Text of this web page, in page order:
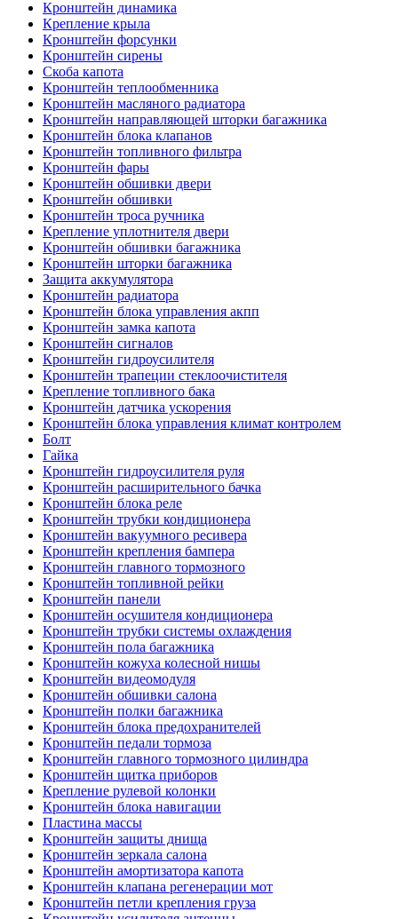
Кронштейн динамика
Крепление крыла
Кронштейн форсунки
Кронштейн сирены
Скоба капота
Кронштейн теплообменника
Кронштейн масляного радиатора
Кронштейн направляющей шторки багажника
Кронштейн блока клапанов
Кронштейн топливного фильтра
Кронштейн фары
Кронштейн обшивки двери
Кронштейн обшивки
Кронштейн троса ручника
Крепление уплотнителя двери
Кронштейн обшивки багажника
Кронштейн шторки багажника
Защита аккумулятора
Кронштейн радиатора
Кронштейн блока управления акпп
Кронштейн замка капота
Кронштейн сигналов
Кронштейн гидроусилителя
Кронштейн трапеции стеклоочистителя
Крепление топливного бака
Кронштейн датчика ускорения
Кронштейн блока управления климат контролем
Болт
Гайка
Кронштейн гидроусилителя руля
Кронштейн расширительного бачка
Кронштейн блока реле
Кронштейн трубки кондиционера
Кронштейн вакуумного ресивера
Кронштейн крепления бампера
Кронштейн главного тормозного
Кронштейн топливной рейки
Кронштейн панели
Кронштейн осушителя кондиционера
Кронштейн трубки системы охлаждения
Кронштейн пола багажника
Кронштейн кожуха колесной нишы
Кронштейн видеомодуля
Кронштейн обшивки салона
Кронштейн полки багажника
Кронштейн блока предохранителей
Кронштейн педали тормоза
Кронштейн главного тормозного цилиндра
Кронштейн щитка приборов
Крепление рулевой колонки
Кронштейн блока навигации
Пластина массы
Кронштейн защиты днища
Кронштейн зеркала салона
Кронштейн амортизатора капота
Кронштейн клапана регенерации мот
Кронштейн петли крепления груза